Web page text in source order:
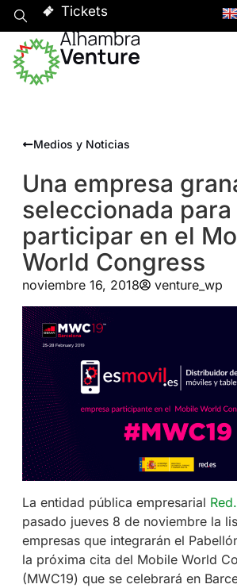
Tickets
Medios y Noticias
Una empresa
seleccionada para
participar en el
World Congress
noviembre 16, 2018 venture_wp
La entidad pública empresarial
pasado jueves 8 de noviembre la
empresas que integrarán el
la próxima cita del Mobile World
(MWC19) que se celebrará en